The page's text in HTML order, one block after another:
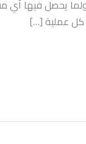
ولما يحصل فيها
عملية […]